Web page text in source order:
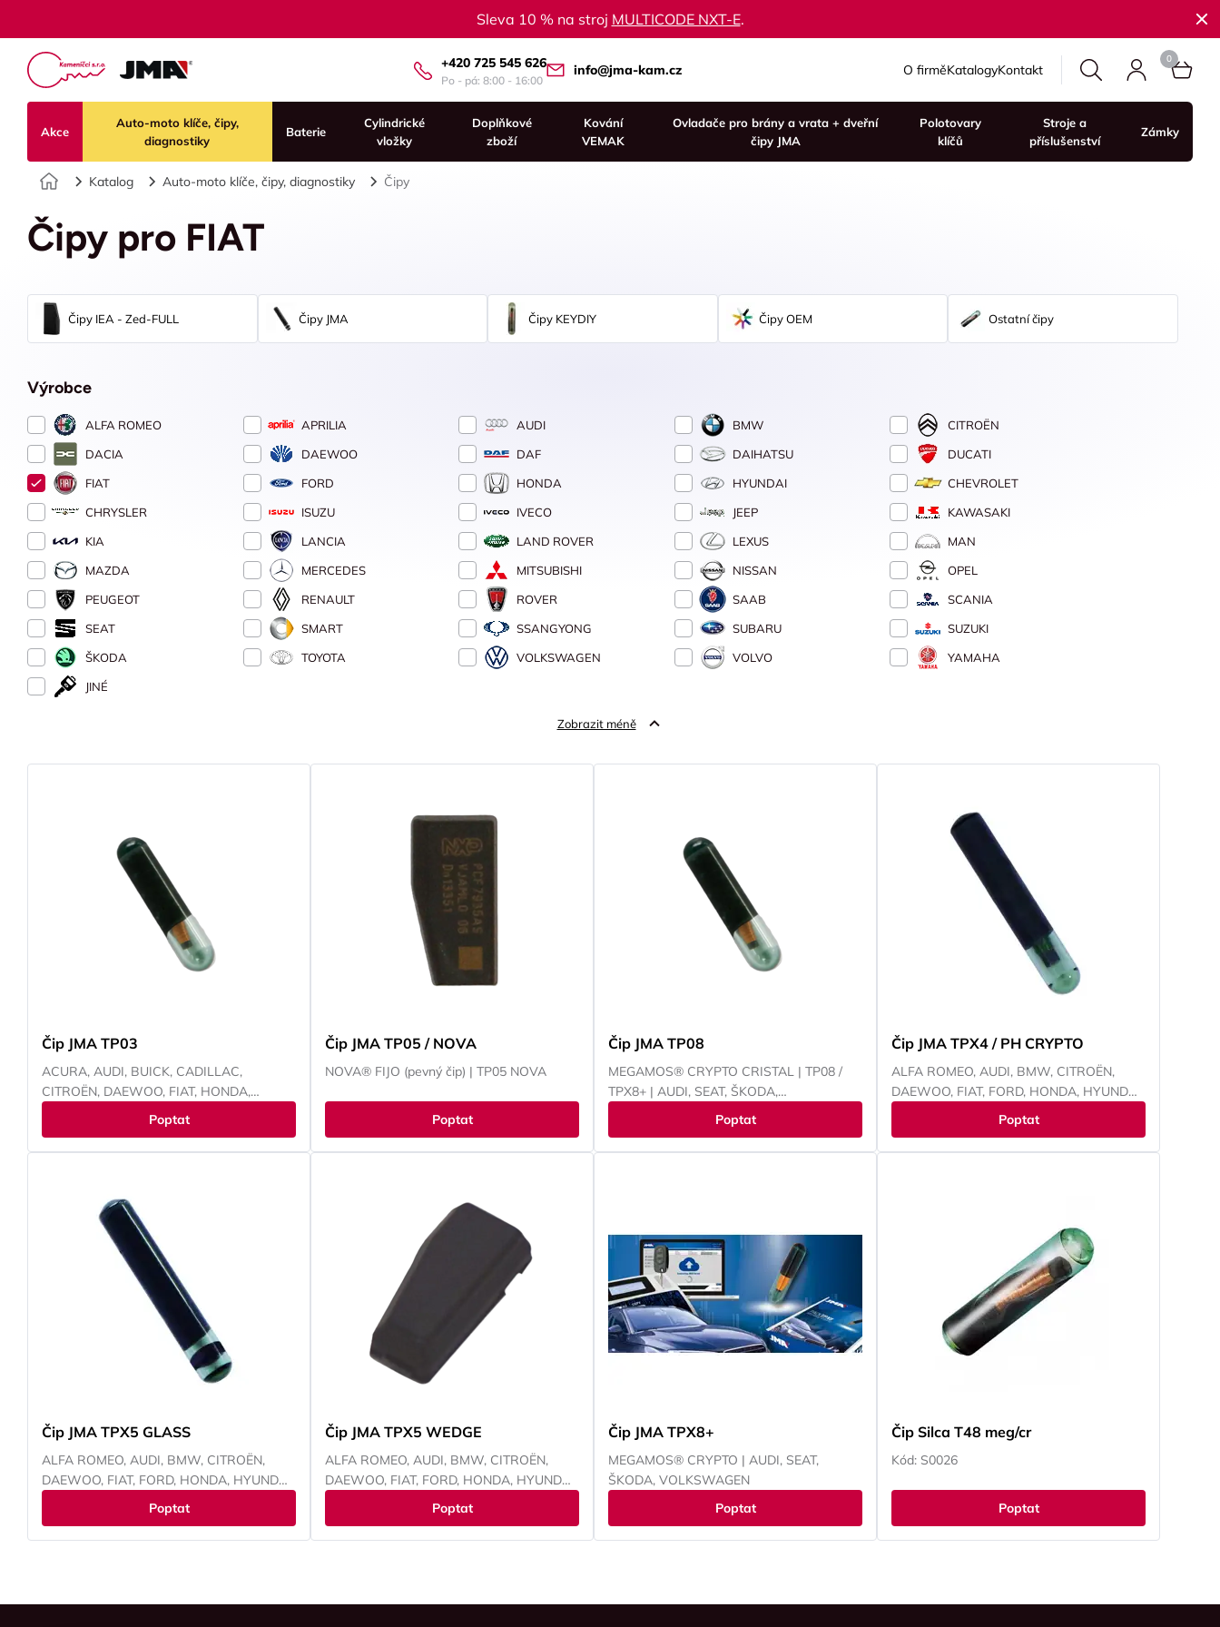
Sleva 10 % na stroj MULTICODE NXT-E.
+420 725 545 626
Po - pá: 8:00 - 16:00
info@jma-kam.cz O firměKatalogyKontakt
Akce
Auto-moto klíče, čipy,
diagnostiky
Baterie
Cylindrické
vložky
Doplňkové
zboží
Kování
VEMAK
Ovladače pro brány a vrata + dveřní
čipy JMA
Polotovary
klíčů
Stroje a
příslušenství
Zámky
Úvod
Katalog Auto-moto klíče, čipy, diagnostiky Čipy
Čipy pro FIAT
Čipy IEA - Zed-FULL Čipy JMA Čipy KEYDIY Čipy OEM Ostatní čipy
Výrobce
ALFA ROMEO APRILIA AUDI BMW
CITROËN
DACIA
DAEWOO DAF DAIHATSU
DUCATI
FIAT
FORD HONDA HYUNDAI
CHEVROLET
CHRYSLER
ISUZU IVECO JEEP
KAWASAKI
KIA
LANCIA LAND ROVER LEXUS
MAN
MAZDA
MERCEDES MITSUBISHI NISSAN
OPEL
PEUGEOT
RENAULT ROVER SAAB
SCANIA
SEAT
SMART SSANGYONG SUBARU
SUZUKI
ŠKODA
TOYOTA VOLKSWAGEN VOLVO
YAMAHA
JINÉ
Zobrazit méně
Čip JMA TP03
ACURA, AUDI, BUICK, CADILLAC,
CITROËN, DAEWOO, FIAT, HONDA,
CHEVROLET, ISUZU, JAGUAR, KIA,
LANCIA, MAN, MERCEDES, OLDS MOBILE,
OPEL, PEUGEOT, PONTIAC, PORSCHE,
Poptat
Čip JMA TP05 / NOVA
NOVA® FIJO (pevný čip) | TP05 NOVA
Poptat
Čip JMA TP08
MEGAMOS® CRYPTO CRISTAL | TP08 /
TPX8+ | AUDI, SEAT, ŠKODA,
Poptat
Čip JMA TPX4 / PH CRYPTO
ALFA ROMEO, AUDI, BMW, CITROËN,
DAEWOO, FIAT, FORD, HONDA, HYUNDAI,
CHEVROLET, CHRYSLER, ISUZU, IVECO,
JEEP, KIA, LANCIA, LAND ROVER,
MITSUBISHI, NISSAN, OPEL, PEUGEOT,
Poptat
Čip JMA TPX5 GLASS
ALFA ROMEO, AUDI, BMW, CITROËN,
DAEWOO, FIAT, FORD, HONDA, HYUNDAI,
CHEVROLET, CHRYSLER, ISUZU, IVECO,
JEEP, KAWASAKI, KIA, LANCIA, LAND
ROVER, LEXUS, MAZDA, MITSUBISHI,
Poptat
Čip JMA TPX5 WEDGE
ALFA ROMEO, AUDI, BMW, CITROËN,
DAEWOO, FIAT, FORD, HONDA, HYUNDAI,
CHEVROLET, CHRYSLER, ISUZU, IVECO,
JEEP, KAWASAKI, KIA, LANCIA, LAND
ROVER, LEXUS, MAZDA, MITSUBISHI,
Poptat
Čip JMA TPX8+
MEGAMOS® CRYPTO | AUDI, SEAT,
ŠKODA, VOLKSWAGEN
Poptat
Čip Silca T48 meg/cr
Kód: S0026
Poptat